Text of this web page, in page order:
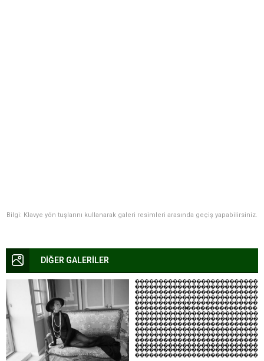
Bilgi: Klavye yön tuşlarını kullanarak galeri resimleri arasında geçiş yapabilirsiniz.
DİĞER GALERİLER